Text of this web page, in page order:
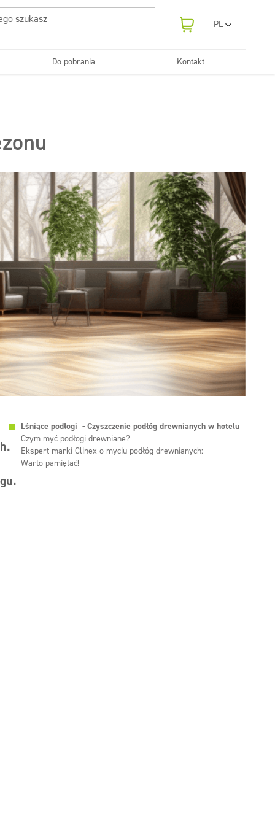
PL
RO
Do pobrania Kontakt
Lśniące podłogi - Czyszczenie podłóg drewnianych w hotelu
Czym myć podłogi drewniane?
Ekspert marki Clinex o myciu podłóg drewnianych:
Warto pamiętać!